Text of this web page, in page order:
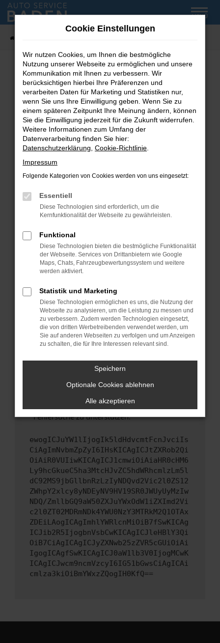
Zum
Hauptinhalt
MENÜ
Fehler: Network Error
Beim Laden ist ein Fehler aufgetreten.
Hier sind ein paar Tipps, die dir helfen können:
Überprüfe deine Firewall und deine
Internetverbindung.
Laden andere Webseiten, zum Beispiel deine
Suchmaschine?
Prüfe deine Browsererweiterungen.
können das Laden bestimmter Seiten
verhindern. Funktioniert die Seite in einem
Fenster?
Starte dein Gerät neu.
Das kann manchmal helfen, vorübergehende
Probleme zu beheben.
Betriebssystem auf dem neuesten Stand
sind.
Veraltete Software birgt nicht nur ein
Sicherheitsrisiko, sondern kann auch dazu
führen, dass bestimmte Funktionen nicht mehr
unterstützt werden.
Wende dich an den Webseitenbetreiber.
Wenn du alle oben genannten Schritte versucht
hast, kontaktiere uns bitte. Wir werden
uns diesen Text schicken, um uns bei der
Fehlersuche zu unterstützen:
ewogICJuYW1lIjogIk5ldHdvcmtFcnJvciIs
CiAgImNvbmZpZyI6IHsKICAgICJtZXRob2Qi
OiAiR0VUIiwKICAgICJ1cmwiOiAiaHR0cHM6
Ly9hcGkueC5ha3MtcHJvZC5hdWRhcmlzLm5l
dC92MS9jbGllbnRzLzIyNDQvd2Vic2l0ZS12
ZWhpY2xlcy8yNDEyNV9HV19SR0JWUyUyMzIw
NDQ/ZmllbGQ9aW50ZXJuYWxOdW1iZXImd2Vi
c2l0ZT02MDRmNDk4YWU0NzY3MTRkM2Q1OTAx
ZDEiLAogICAgImhlYWRlcnMiOiB7fSwKICAg
ICJib2R5IjogbnVsbCwKICAgICJleHBlY3Qi
OiB7CiAgICAgICJyZXNwb25zZVR5cGUiOiAi
IgogICAgfSwKICAgICJ0aW1lb3V0IjogMCwK
ICAgICJwcm9ncmVzcyI6IG51bGwsCiAgICAi
cmlza3kiOiBmYWxzZQogIH0KfQ==
Cookie Einstellungen
Wir nutzen Cookies, um Ihnen die bestmögliche
Nutzung unserer Webseite zu ermöglichen und unsere
Kommunikation mit Ihnen zu verbessern. Wir
berücksichtigen hierbei Ihre Präferenzen und
verarbeiten Daten für Marketing und Statistiken nur,
wenn Sie uns Ihre Einwilligung geben. Wenn Sie zu
einem späteren Zeitpunkt Ihre Meinung ändern, können
Sie die Einwilligung jederzeit für die Zukunft widerrufen.
Weitere Informationen zum Umfang der
Datenverarbeitung finden Sie hier:
Datenschutzerklärung Cookie-Richtlinie
Impressum
Folgende Kategorien von Cookies werden von uns eingesetzt:
Essentiell
Diese Technologien sind erforderlich, um die
Kernfunktionalität der Webseite zu gewährleisten.
Funktional
Diese Technologien bieten die bestmögliche Funktionalität
der Webseite. Services von Drittanbietern wie Google
Maps, Chats, Fahrzeugbewertungssystem und weitere
werden aktiviert.
Statistik und Marketing
Diese Technologien ermöglichen es uns, die Nutzung der
Webseite zu analysieren, um die Leistung zu messen und
zu verbessern. Zudem werden Technologien eingesetzt,
die von dritten Werbetreibenden verwendet werden, um
Sie auf anderen Webseiten zu verfolgen und um Anzeigen
zu schalten, die für Ihre Interessen relevant sind.
Speichern
Optionale Cookies ablehnen
Alle akzeptieren